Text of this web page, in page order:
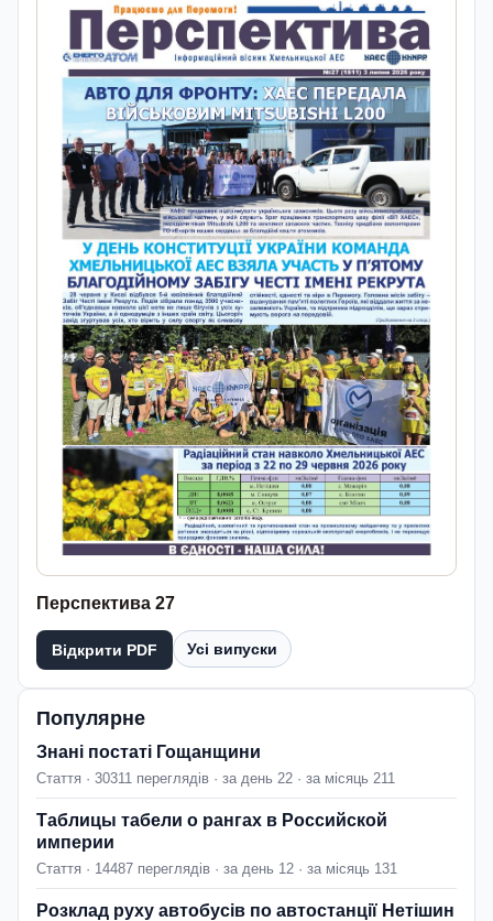
Перспектива 27
Відкрити PDF Усі випуски
Популярне
Знані постаті Гощанщини
Стаття · 30311 переглядів · за день 22 · за місяць 211
Таблицы табели о рангах в Российской
империи
Стаття · 14487 переглядів · за день 12 · за місяць 131
Розклад руху автобусів по автостанції Нетішин